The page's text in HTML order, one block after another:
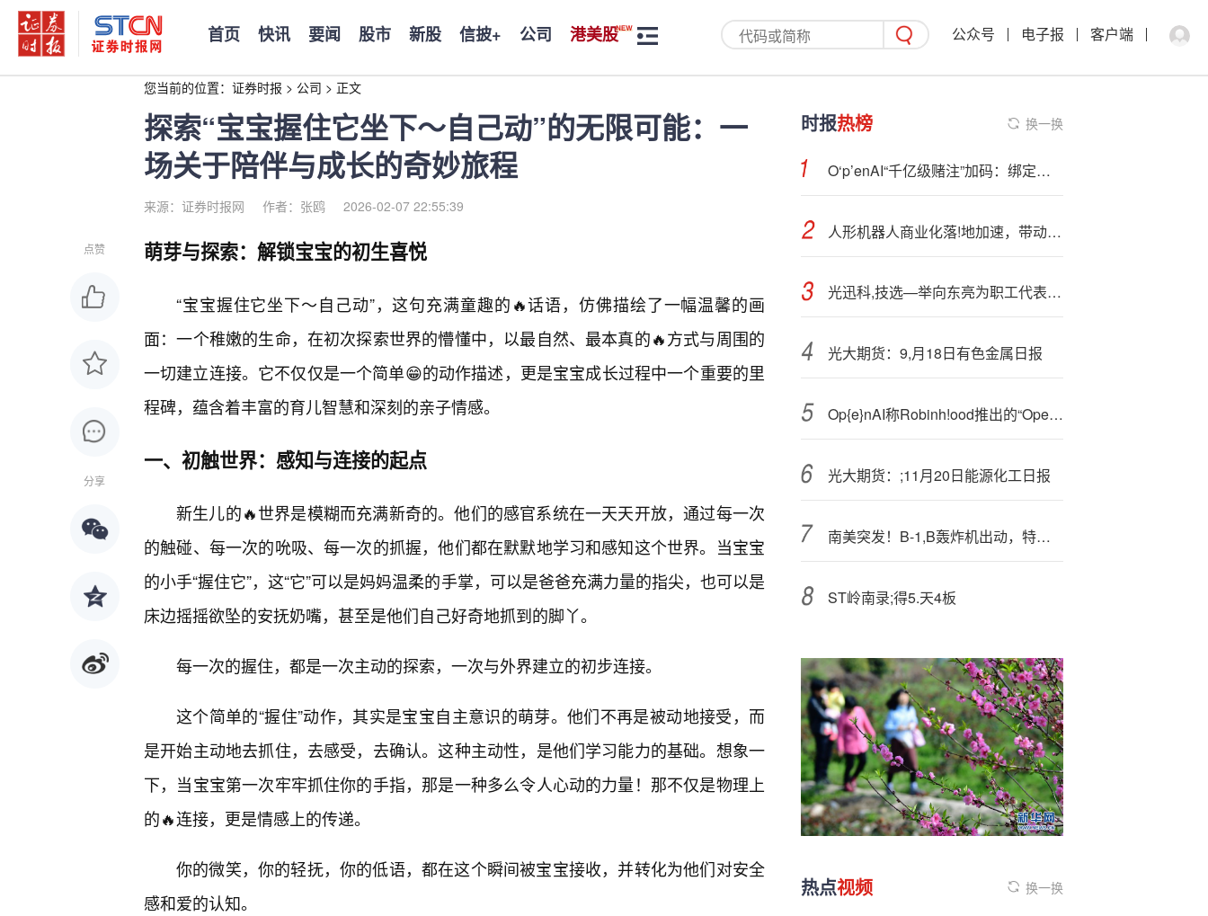
首页 快讯 要闻 股市 新股 信披+ 公司 港美股 公众号 电子报 客户端
您当前的位置： 证券时报 > 公司 > 正文
探索“宝宝握住它坐下～自己动”的无限可能：一
场关于陪伴与成长的奇妙旅程
来源：证券时报网 作者：张鸥 2026-02-07 22:55:39
点赞
分享
萌芽与探索：解锁宝宝的初生喜悦
“宝宝握住它坐下～自己动”，这句充满童趣的🔥话语，仿佛描绘了一幅温馨的画
面：一个稚嫩的生命，在初次探索世界的懵懂中，以最自然、最本真的🔥方式与周围的
一切建立连接。它不仅仅是一个简单😁的动作描述，更是宝宝成长过程中一个重要的里
程碑，蕴含着丰富的育儿智慧和深刻的亲子情感。
一、初触世界：感知与连接的起点
新生儿的🔥世界是模糊而充满新奇的。他们的感官系统在一天天开放，通过每一次
的触碰、每一次的吮吸、每一次的抓握，他们都在默默地学习和感知这个世界。当宝宝
的小手“握住它”，这“它”可以是妈妈温柔的手掌，可以是爸爸充满力量的指尖，也可以是
床边摇摇欲坠的安抚奶嘴，甚至是他们自己好奇地抓到的脚丫。
每一次的握住，都是一次主动的探索，一次与外界建立的初步连接。
这个简单的“握住”动作，其实是宝宝自主意识的萌芽。他们不再是被动地接受，而
是开始主动地去抓住，去感受，去确认。这种主动性，是他们学习能力的基础。想象一
下，当宝宝第一次牢牢抓住你的手指，那是一种多么令人心动的力量！那不仅是物理上
的🔥连接，更是情感上的传递。
你的微笑，你的轻抚，你的低语，都在这个瞬间被宝宝接收，并转化为他们对安全
感和爱的认知。
时报热榜 换一换
O‘p’enAI“千亿级赌注”加码：绑定甲骨文、联姻博通，巨债压身豪赌“星际之门”
人形机器人商业化落!地加速，带动传感器;跨越产业化临界点
光迅科,技选—举向东亮为职工代表董事
光大期货：9,月18日有色金属日报
Op{e}nAI称Robinh!ood推出的“OpenAI代币”与其无关
光大期货：;11月20日能源化工日报
南美突发！B-1,B轰炸机出动，特朗普：将很快看到地面军事行动！油价大涨，普京发声
ST岭南录;得5.天4板
热点视频 换一换